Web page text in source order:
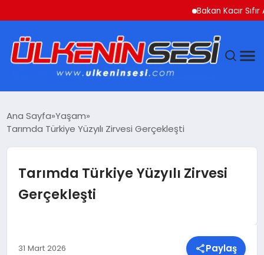
Bakan Kacır Sıfır Atık
GÜNDEM
MAGAZIN
Ana Sayfa Yaşam
Tarımda Türkiye Yüzyılı Zirvesi Gerçekleşti
Tarımda Türkiye Yüzyılı Zirvesi
Gerçekleşti
31 Mart 2026 Paylaş